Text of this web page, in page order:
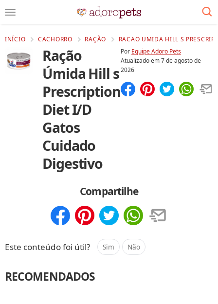
INÍCIO CACHORRO RAÇÃO RACAO UMIDA HILL S
Ração
Úmida Hill s
Prescription
Diet I/D
Gatos
Cuidado
Digestivo
Por Equipe Adoro Pets
Atualizado em7 de agosto de
2026
Compartilhe
Este conteúdo foi útil? Sim Não
RECOMENDADOS